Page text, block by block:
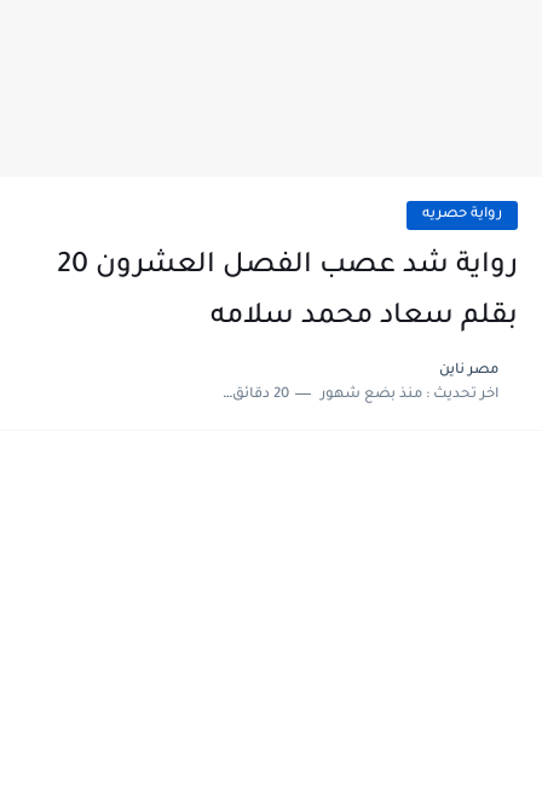
رواية حصريه
رواية شد عصب الفصل العشرون 20
بقلم سعاد محمد سلامه
مصر ناين
اخر تحديث :منذ بضع شهور 20 دقائق للقراءة